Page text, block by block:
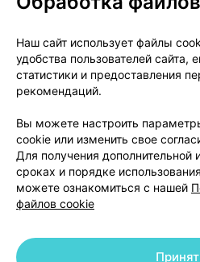
О проекте
Размещение рекламы
Публичный договор
Способы оплаты
Написать
Написать в
Персональные
Наш сайт использует файлы
удобства пользователей сайта,
статистики и предоставления
рекомендаций.
Вы можете настроить
cookie или изменить свое
Для получения дополнительной
сроках и порядке
можете ознакомиться с нашей
файлов cookie